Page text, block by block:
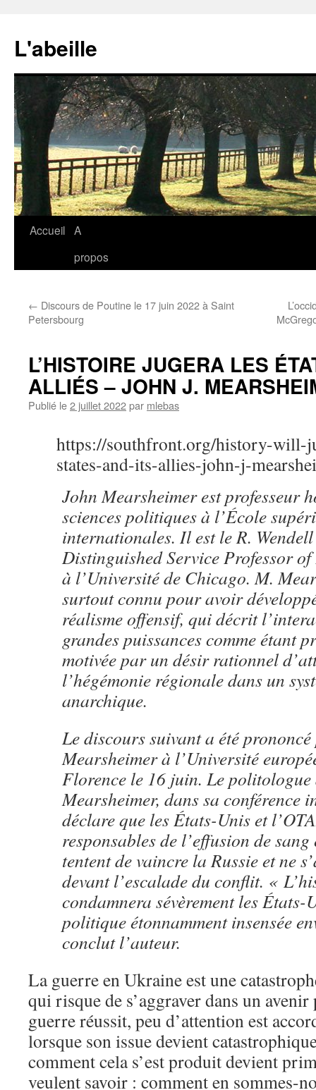
contenu
L'abeille
Accueil A
propos
← Discours de Poutine le 17 juin 2022 à Saint
Petersbourg
L’HISTOIRE JUGERA LES
ALLIÉS – JOHN J.
Publié le2 juillet 2022par mlebas
https://southfront.org/history-will-
states-and-its-allies-john-j-
John Mearsheimer est professeur
sciences politiques à l’École
internationales. Il est le R.
Distinguished Service Professor
à l’Université de Chicago. M.
surtout connu pour avoir
réalisme offensif, qui décrit
grandes puissances comme étant
motivée par un désir rationnel
l’hégémonie régionale dans un
anarchique.
Le discours suivant a été
Mearsheimer à l’Université
Florence le 16 juin. Le
Mearsheimer, dans sa conférence
déclare que les États-Unis et
responsables de l’effusion de
tentent de vaincre la Russie et ne
devant l’escalade du conflit. «
condamnera sévèrement les
politique étonnamment insensée
conclut l’auteur.
La guerre en Ukraine est une
qui risque de s’aggraver dans un
guerre réussit, peu d’attention est
lorsque son issue devient
comment cela s’est produit devient
veulent savoir : comment en sommes-